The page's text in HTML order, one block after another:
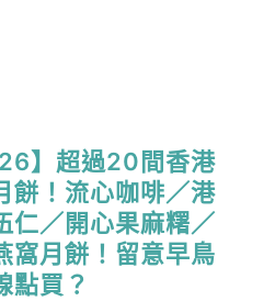
】超過20間香港
餅！流心咖啡／港
仁／開心果麻糬／
窩月餅！留意早鳥
點買？